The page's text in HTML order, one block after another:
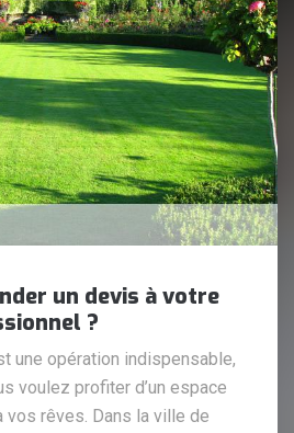
un devis à votre
?
une opération indispensable,
voulez profiter d’un espace
vos rêves. Dans la ville de